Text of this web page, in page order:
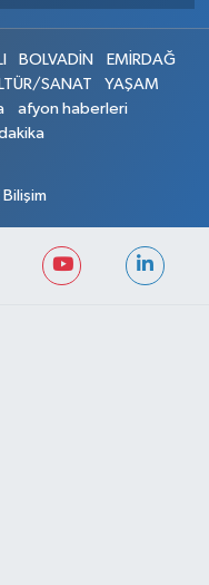
BOLVADİN
EMİRDAĞ
SANAT
YAŞAM
afyon haberleri
Bilişim